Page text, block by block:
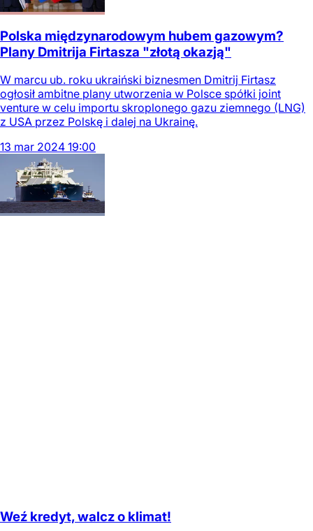
Polska międzynarodowym hubem gazowym?
Plany Dmitrija Firtasza "złotą okazją"
W marcu ub. roku ukraiński biznesmen Dmitrij Firtasz
ogłosił ambitne plany utworzenia w Polsce spółki joint
venture w celu importu skroplonego gazu ziemnego (LNG)
z USA przez Polskę i dalej na Ukrainę.
13 mar 2024 19:00
Weź kredyt, walcz o klimat!